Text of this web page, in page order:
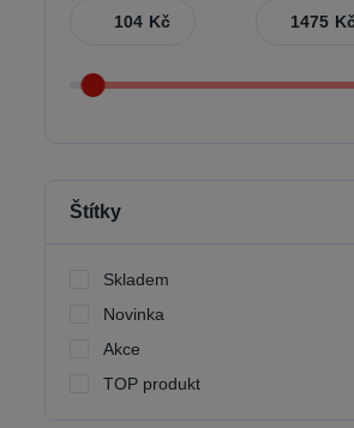
Kč
Štítky
Skladem
Novinka
Akce
TOP produkt